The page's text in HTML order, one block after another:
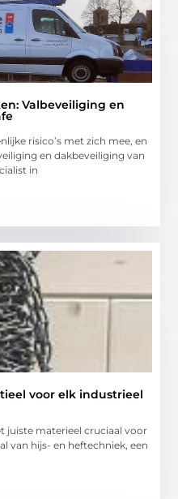
Valbeveiliging en
risico’s met zich mee, en
en dakbeveiliging van
in
voor elk industrieel
juiste materieel cruciaal voor
van hijs- en heftechniek, een